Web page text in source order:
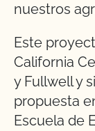
nuestros
Este
California
y Fullwell y
propuesta
Escuela de